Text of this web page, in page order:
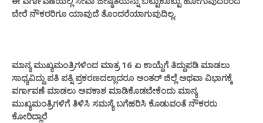
ಬೇರೆ ನೌಕರರಿಗೂ ಯಾವುದೆ ತೊಂದರೆಯಾಗುವುದಿಲ್ಲ.
ಮಾನ್ಯ ಮುಖ್ಯಮಂತ್ರಿಗಳಿಂದ ಮಾತ್ರ 16 ಏ ಕಾಯ್ದೆಗೆ ತಿದ್ದುಪಡಿ ಮಾಡಲು
ಸಾಧ್ಯವಿದ್ದು ಪತಿ ಪತ್ನಿ ಪ್ರಕರಣದಲ್ಲಾದರೂ ಅಂತರ್ ಜಿಲ್ಲೆ ಅಥವಾ ವಿಭಾಗಕ್ಕೆ
ವರ್ಗಾವಣೆ ಮಾಡಲು ಅವಕಾಶ ಮಾಡಿಕೊಡಬೇಕೆಂದು ಮಾನ್ಯ
ಮುಖ್ಯಮಂತ್ರಿಗಳಿಗೆ ತಿಳಿಸಿ ಸಮಸ್ಯೆ ಬಗೆಹರಿಸಿ ಕೊಡುವಂತೆ ನೌಕರರು
ಕೋರಿದ್ದಾರೆ